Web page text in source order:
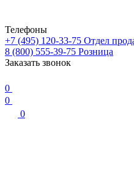
Телефоны
+7 (495) 120-33-75 Отдел
8 (800) 555-39-75 Розница
Заказать звонок
0
0
0